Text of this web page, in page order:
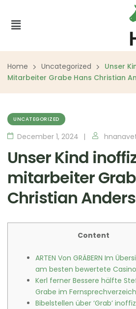
Home Uncategorized
Unser
Mitarbeiter Grabe Hans Christian
UNCATEGORIZED
December 1, 2024
Unser Kind
mitarbeiter
Christian
Content
ARTEN Von GRÄBERN Im
am besten bewertete
Kerl ferner Bessere hälfte
Grabe im
Bibelstellen über ‘Grab’